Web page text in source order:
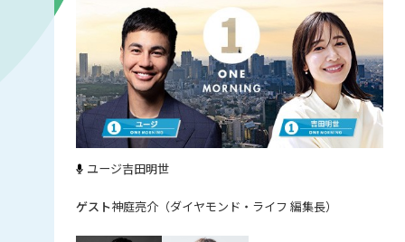
ユージ吉田明世
神庭亮介（ダイヤモンド・ライフ 編集長）